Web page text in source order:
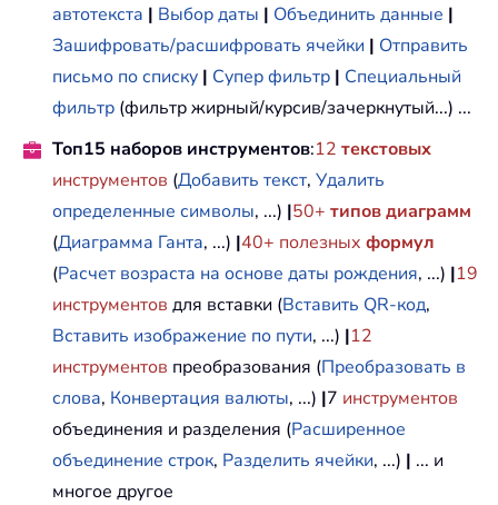
автотекста | Выбор даты | Объединить данные |
Зашифровать/расшифровать ячейки | Отправить
письмо по списку | Супер фильтр | Специальный
фильтр (фильтр жирный/курсив/зачеркнутый...) ...
Топ15 наборов инструментов:12 текстовых
инструментов (Добавить текст, Удалить
определенные символы, ...) |50+ типов диаграмм
(Диаграмма Ганта, ...) |40+ полезных формул
(Расчет возраста на основе даты рождения, ...) |19
инструментов для вставки (Вставить QR-код,
Вставить изображение по пути, ...) |12
инструментов преобразования (Преобразовать в
слова, Конвертация валюты, ...) |7 инструментов
объединения и разделения (Расширенное
объединение строк, Разделить ячейки, ...) | ... и
многое другое